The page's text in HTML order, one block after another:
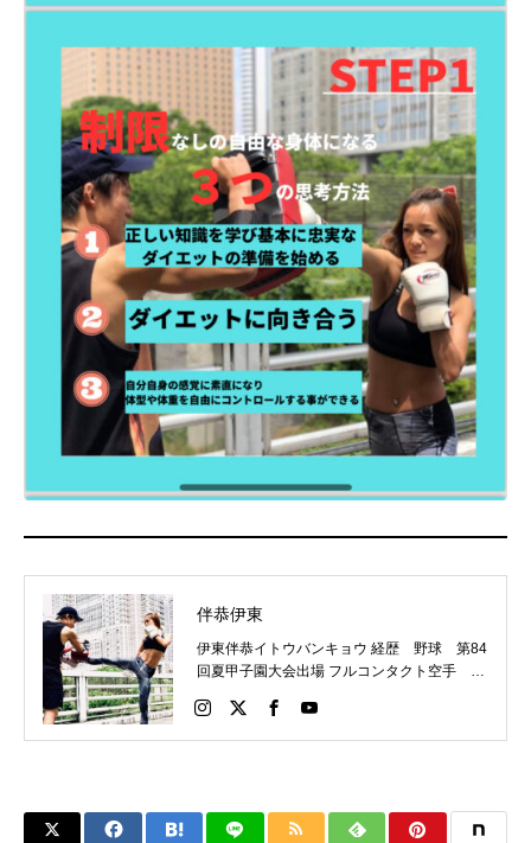
伴恭伊東
伊東伴恭イトウバンキョウ 経歴 野球 第84
回夏甲子園大会出場 フルコンタクト空手 日
パーライト級新人王 FOKウェルター級王者
WMCライト級日本王者 トレーニング依頼は